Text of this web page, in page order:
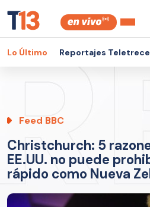
Lo Último Reportajes Teletrece
Feed BBC
Christchurch: 5
EE.UU. no puede
rápido como Nueva